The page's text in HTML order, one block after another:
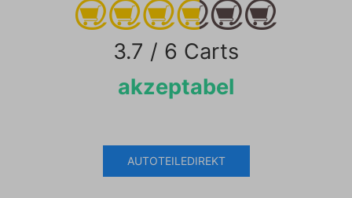
3.7 / 6 Carts
akzeptabel
AUTOTEILEDIREKT